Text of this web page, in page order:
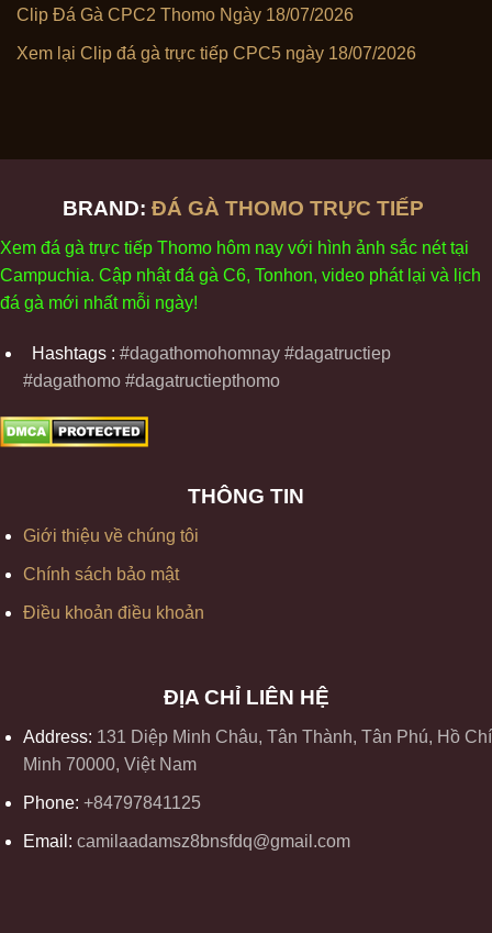
Clip Đá Gà CPC2 Thomo Ngày 18/07/2026
Xem lại Clip đá gà trực tiếp CPC5 ngày 18/07/2026
BRAND: ĐÁ GÀ THOMO TRỰC TIẾP
Xem đá gà trực tiếp Thomo hôm nay với hình ảnh sắc néttại
Campuchia. Cập nhậtđá gà C6, Tonhon, video phátl ại và ịch
đá gà mới nhất mỗi ngày!
Hashtags : #dagathomohomnay #dagatructiep
#dagathomo #dagatructiepthomo
THÔNG TIN
Giới thiệu về chúng tôi
Chính sách bảo mật
Điều khoản điều khoản
ĐỊA CHỈ LIÊN HỆ
Address: 131 Diệp Minh Châu, Tân Thành, Tân Phú, Hồ Chí
Minh 70000, Việt Nam
Phone: +84797841125
Email: camilaadamsz8bnsfdq@gmail.com